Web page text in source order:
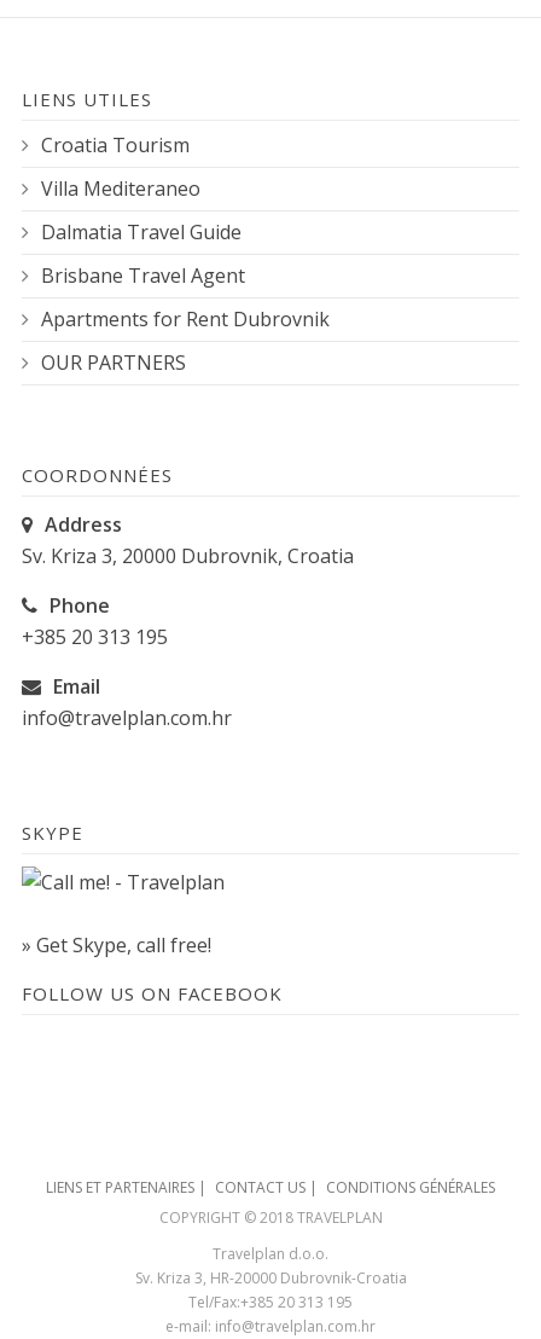
LIENS UTILES
Croatia Tourism
Villa Mediteraneo
Dalmatia Travel Guide
Brisbane Travel Agent
Apartments for Rent Dubrovnik
OUR PARTNERS
COORDONNÉES
Address
Sv. Kriza 3, 20000 Dubrovnik, Croatia
Phone
+385 20 313 195
Email
info@travelplan.com.hr
SKYPE
» Get Skype, call free!
FOLLOW US ON FACEBOOK
LIENS ET PARTENAIRES | CONTACT US |
CONDITIONS GÉNÉRALES
COPYRIGHT © 2018 TRAVELPLAN
Travelplan d.o.o.
Sv. Kriza 3, HR-20000 Dubrovnik-Croatia
Tel/Fax:+385 20 313 195
e-mail: info@travelplan.com.hr